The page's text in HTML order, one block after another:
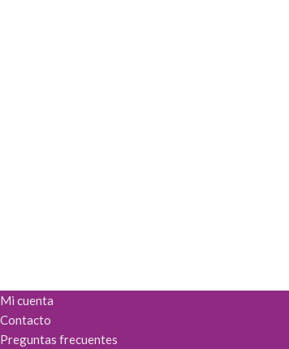
Mi cuenta
Contacto
Preguntas frecuentes